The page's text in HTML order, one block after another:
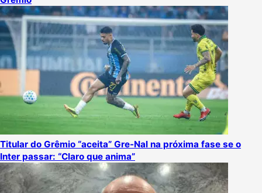
Titular do Grêmio “aceita” Gre-Nal na próxima fase se o
Inter passar: “Claro que anima”